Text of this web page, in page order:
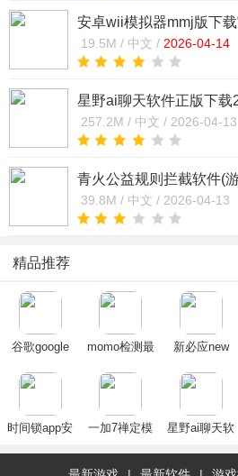
安卓wii模拟器mmj版下
(Dolphin Emulator)v2509
19.5M / 中文 / 2026-04-14
星野ai聊天软件正版下载
v2.49.104免费版
257.2M / 中文 / 2026-04-13
青火公益规则拦截软件(
免费版
39.8M / 中文 / 2026-04-13
精品推荐
谷歌google
安卓2025最新
momo检测最
版下载
新必应new
载2025官方最
时间锁app安
一加7禅定模
星野ai聊天软